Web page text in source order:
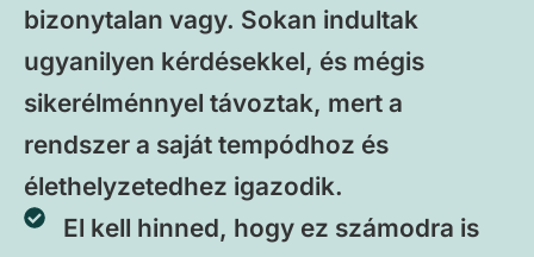
bizonytalan vagy. Sokan indultak
ugyanilyen kérdésekkel, és mégis
sikerélménnyel távoztak, mert a
rendszer a saját tempódhoz és
élethelyzetedhez igazodik.
El kell hinned, hogy ez számodra is